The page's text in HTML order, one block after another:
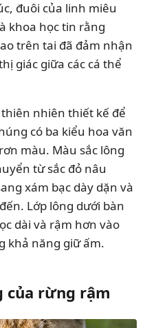
đuôi của linh miêu
khoa học tin rằng
trên tai đã đảm nhận
giác giữa các cá thể
nhiên thiết kế để
có ba kiểu hoa văn
màu. Màu sắc lông
từ sắc đỏ nâu
xám bạc dày dặn và
Lớp lông dưới bàn
dài và rậm hơn vào
khả năng giữ ấm.
của rừng rậm